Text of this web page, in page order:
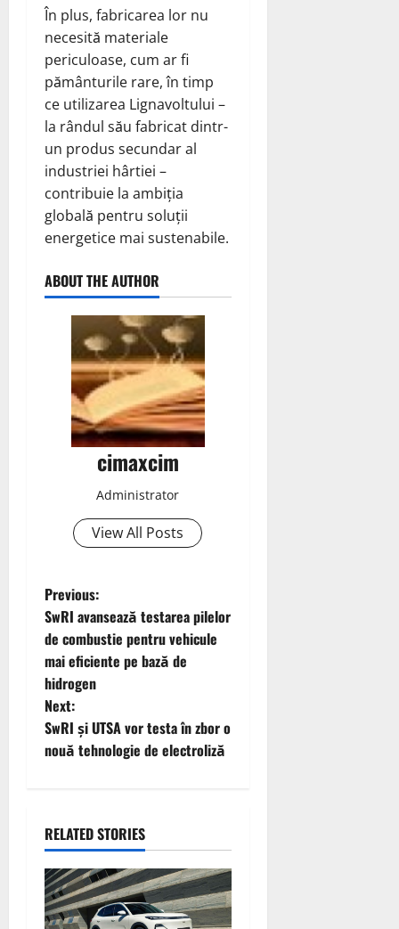
În plus, fabricarea lor nu
necesită materiale
periculoase, cum ar fi
pământurile rare, în timp
ce utilizarea Lignavoltului –
la rândul său fabricat dintr-
un produs secundar al
industriei hârtiei –
contribuie la ambiția
globală pentru soluții
energetice mai sustenabile.
ABOUT THE AUTHOR
cimaxcim
Administrator
View All Posts
P
o
s
t
n
v
i
g
Previous:
SwRI avansează testarea pilelor
de combustie pentru vehicule
mai eficiente pe bază de
hidrogen
Next:
SwRI și UTSA vor testa în zbor o
nouă tehnologie de electroliză
RELATED STORIES